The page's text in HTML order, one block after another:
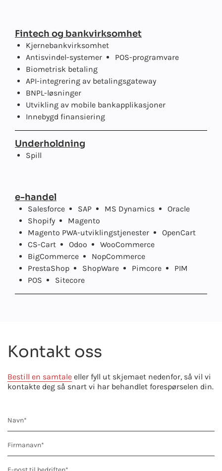
Fintech og bankvirksomhet
Kjernebankvirksomhet
Antisvindel-systemer
POS-programvare
Biometrisk betaling
API-integrering av betalingsgateway
BNPL-løsninger
Utvikling av mobile bankapplikasjoner
Innebygd finansiering
Underholdning
Spill
e-handel
Salesforce SAP MS Dynamics
Oracle
Shopify
Magento
Magento PWA-utviklingstjenester
OpenCart
CS-Cart
Odoo
WooCommerce
BigCommerce
NopCommerce
PrestaShop
ShopWare Pimcore
PIM
POS
Sitecore
Kontakt oss
Bestill en samtale eller fyll ut skjemaet nedenfor, så vil vi
kontakte deg så snart vi har behandlet forespørselen din.